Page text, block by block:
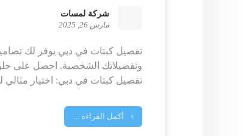
شركة لمسات
مارس 26, 2025
تفصيل كبتات في دبي يوفر لك
وتفضيلاتك الشخصية. احصل على
تفصيل كبتات في دبي: اختيار
أكمل القراءة ...